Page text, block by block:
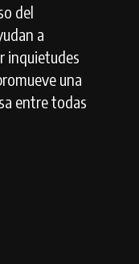
del
a
inquietudes
una
entre todas